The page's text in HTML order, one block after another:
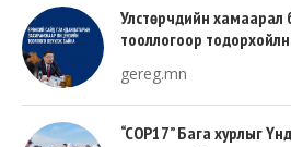
Улстөрчдийн хамаарал
тооллогоор
gereg.mn
“COP17” Бага хурлыг